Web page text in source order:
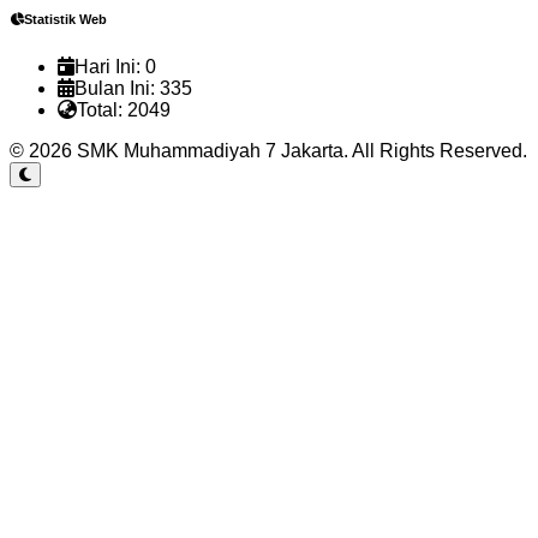
Statistik Web
Hari Ini: 0
Bulan Ini: 335
Total: 2049
© 2026 SMK Muhammadiyah 7 Jakarta. All Rights Reserved.